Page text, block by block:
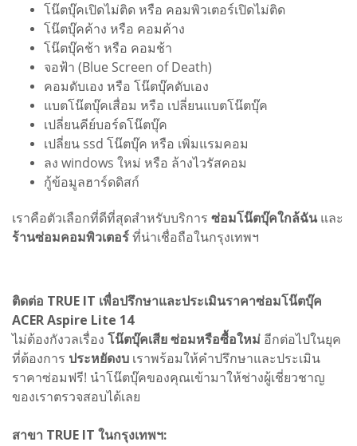
โน๊ตบุ๊คเปิดไม่ติด หรือ คอมพิวเตอร์เปิดไม่ติด
โน๊ตบุ๊คค้าง หรือ คอมค้าง
โน๊ตบุ๊คช้า หรือ คอมช้า
จอฟ้า (Blue Screen of Death)
คอมดับเอง หรือ โน๊ตบุ๊คดับเอง
แบตโน๊ตบุ๊คเสื่อม หรือ เปลี่ยนแบตโน๊ตบุ๊ค
เปลี่ยนคีย์บอร์ดโน๊ตบุ๊ค
เปลี่ยน ssd โน๊ตบุ๊ค หรือ เพิ่มแรมคอม
ลง windows ใหม่ หรือ ล้างไวรัสคอม
กู้ข้อมูลฮาร์ดดิสก์
เราคือตัวเลือกที่ดีที่สุดสำหรับบริการ ซ่อมโน๊ตบุ๊คใกล้ฉันและ
ร้านซ่อมคอมพิวเตอร์ที่น่าเชื่อถือในกรุงเทพฯ
ติดต่อ TRUE IT เพื่อปรึกษาและประเมินราคาซ่อมโน๊ตบุ๊ค
ACER Aspire Lite 14
ไม่ต้องกังวลเรื่อง โน๊ตบุ๊คเสีย ซ่อมหรือซื้อใหม่ อีกต่อไปในยุค
ที่ต้องการ ประหยัดงบ เราพร้อมให้คำปรึกษาและประเมิน
ราคาซ่อมฟรี! นำโน๊ตบุ๊คของคุณเข้ามาให้ช่างผู้เชี่ยวชาญ
ของเราตรวจสอบได้เลย
สาขา TRUE IT ในกรุงเทพฯ: